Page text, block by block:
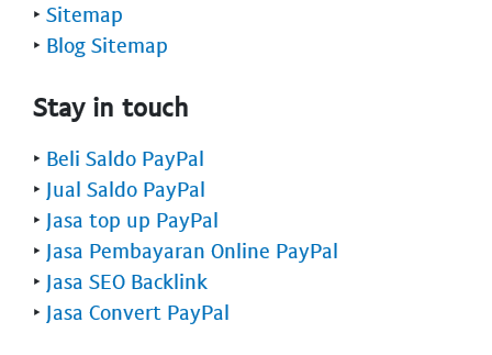
‣ Sitemap
‣ Blog Sitemap
Stay in touch
‣ Beli Saldo PayPal
‣ Jual Saldo PayPal
‣ Jasa top up PayPal
‣ Jasa Pembayaran Online PayPal
‣ Jasa SEO Backlink
‣ Jasa Convert PayPal